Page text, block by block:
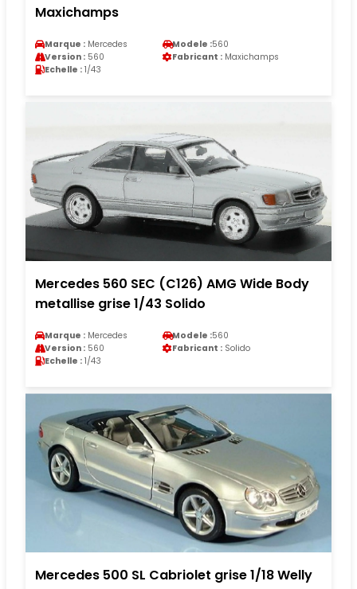
Maxichamps
Marque : Mercedes Modele :560
Version : 560 Fabricant : Maxichamps
Echelle : 1/43
Mercedes 560 SEC (C126) AMG Wide Body
metallise grise 1/43 Solido
Marque : Mercedes Modele :560
Version : 560 Fabricant : Solido
Echelle : 1/43
Mercedes 500 SL Cabriolet grise 1/18 Welly